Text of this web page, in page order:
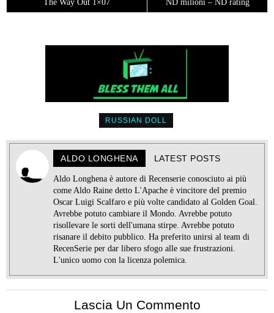
The Way Out 1×07 ND milioni – ND rating
RUSSIAN DOLL
ALDO LONGHENA LATEST POSTS
Aldo Longhena è autore di Recenserie conosciuto ai più
come Aldo Raine detto L'Apache è vincitore del premio
Oscar Luigi Scalfaro e più volte candidato al Golden Goal.
Avrebbe potuto cambiare il Mondo. Avrebbe potuto
risollevare le sorti dell'umana stirpe. Avrebbe potuto
risanare il debito pubblico. Ha preferito unirsi al team di
RecenSerie per dar libero sfogo alle sue frustrazioni.
L'unico uomo con la licenza polemica.
Lascia Un Commento